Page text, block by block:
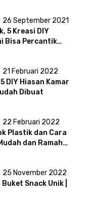
26 September 2021
5 Kreasi DIY
Bisa Percantik
21 Februari 2022
DIY Hiasan Kamar
Dibuat
22 Februari 2022
Plastik dan Cara
dan Ramah
25 November 2022
Snack Unik |